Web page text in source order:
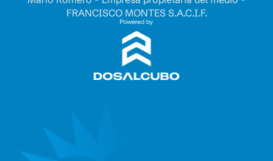
FRANCISCO MONTES S.A.C.I.F.